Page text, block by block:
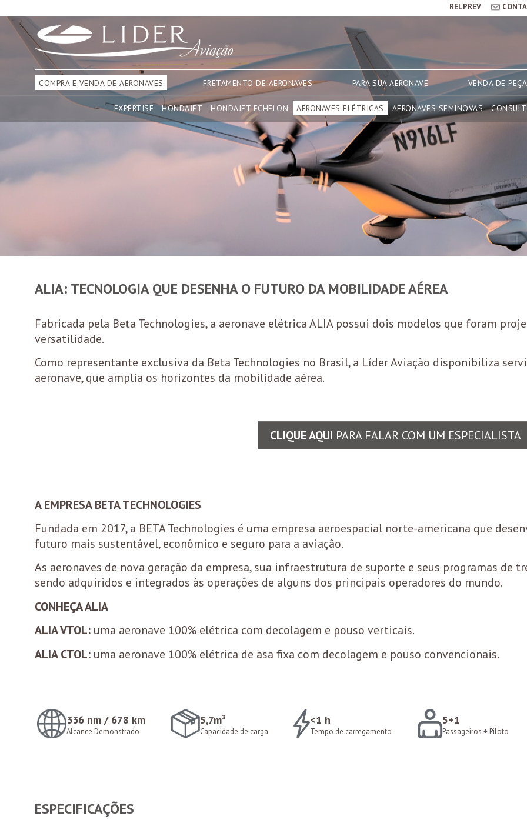
RELPREV
COMPRA E VENDA DE AERONAVES FRETAMENTO DE AERONAVES PARA SUA AERONAVE VENDA DE
EXPERTISE HONDAJET HONDAJET ECHELON AERONAVES ELÉTRICAS AERONAVES SEMINOVAS
ALIA: TECNOLOGIA QUE DESENHA O FUTURO DA MOBILIDADE AÉREA
Fabricada pela Beta Technologies, a aeronave elétrica ALIA possui dois modelos que foram
versatilidade.
Como representante exclusiva da Beta Technologies no Brasil, a Líder Aviação disponibiliza
aeronave, que amplia os horizontes da mobilidade aérea.
CLIQUE AQUI PARA FALAR COM UM ESPECIALISTA
A EMPRESA BETA TECHNOLOGIES
Fundada em 2017, a BETA Technologies é uma empresa aeroespacial norte-americana que
futuro mais sustentável, econômico e seguro para a aviação.
As aeronaves de nova geração da empresa, sua infraestrutura de suporte e seus programas de
sendo adquiridos e integrados às operações de alguns dos principais operadores do mundo.
CONHEÇA ALIA
ALIA VTOL: uma aeronave 100% elétrica com decolagem e pouso verticais.
ALIA CTOL: uma aeronave 100% elétrica de asa fixa com decolagem e pouso convencionais.
336 nm / 678 km
Alcance Demonstrado
5,7m³
Capacidade de carga
<1 h
Tempo de carregamento
5+1
Passageiros + Piloto
ESPECIFICAÇÕES